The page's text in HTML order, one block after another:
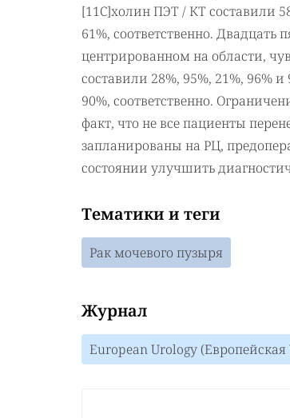
[11C]холин ПЭТ / КТ составили
61%, соответственно.
центрированном на области,
составили 28%, 95%, 21%, 96%
90%, соответственно.
факт, что не все пациенты
запланированы на РЦ,
состоянии улучшить
Тематики и теги
Рак мочевого пузыря
Журнал
European Urology